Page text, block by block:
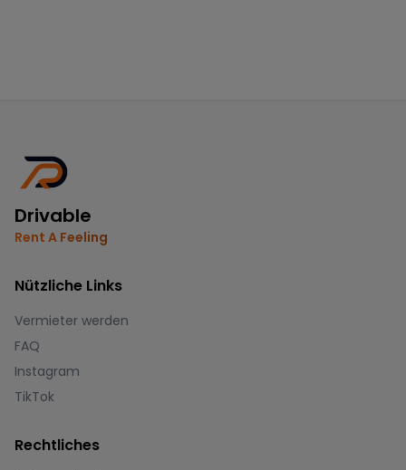
Drivable
Rent A Feeling
Nützliche Links
Vermieter werden
FAQ
Instagram
TikTok
Rechtliches